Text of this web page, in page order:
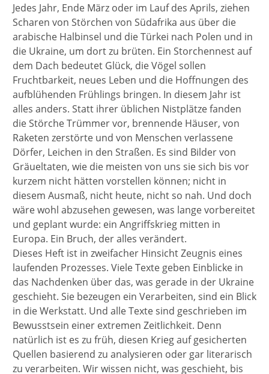
Jedes Jahr, Ende März oder im Lauf des Aprils, ziehen
Scharen von Störchen von Südafrika aus über die
arabische Halbinsel und die Türkei nach Polen und in
die Ukraine, um dort zu brüten. Ein Storchennest auf
dem Dach bedeutet Glück, die Vögel sollen
Fruchtbarkeit, neues Leben und die Hoffnungen des
aufblühenden Frühlings bringen. In diesem Jahr ist
alles anders. Statt ihrer üblichen Nistplätze fanden
die Störche Trümmer vor, brennende Häuser, von
Raketen zerstörte und von Menschen verlassene
Dörfer, Leichen in den Straßen. Es sind Bilder von
Gräueltaten, wie die meisten von uns sie sich bis vor
kurzem nicht hätten vorstellen können; nicht in
diesem Ausmaß, nicht heute, nicht so nah. Und doch
wäre wohl abzusehen gewesen, was lange vorbereitet
und geplant wurde: ein Angriffskrieg mitten in
Europa. Ein Bruch, der alles verändert.
Dieses Heft ist in zweifacher Hinsicht Zeugnis eines
laufenden Prozesses. Viele Texte geben Einblicke in
das Nachdenken über das, was gerade in der Ukraine
geschieht. Sie bezeugen ein Verarbeiten, sind ein Blick
in die Werkstatt. Und alle Texte sind geschrieben im
Bewusstsein einer extremen Zeitlichkeit. Denn
natürlich ist es zu früh, diesen Krieg auf gesicherten
Quellen basierend zu analysieren oder gar literarisch
zu verarbeiten. Wir wissen nicht, was geschieht, bis